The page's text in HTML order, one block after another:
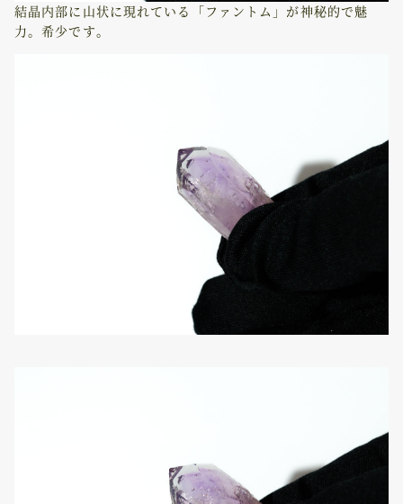
結晶内部に山状に現れている「ファントム」が神秘的で魅
力。希少です。